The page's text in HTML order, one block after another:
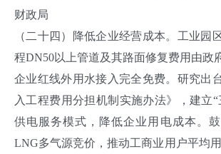
财政局
（二十四）降低企业经营成本。工业园
程DN50以上管道及其路面修复费用由政
企业红线外用水接入完全免费。研究出
入工程费用分担机制实施办法》，建立
供电服务模式，降低企业用电成本。
LNG多气源竞价，推动工商业用户平均用